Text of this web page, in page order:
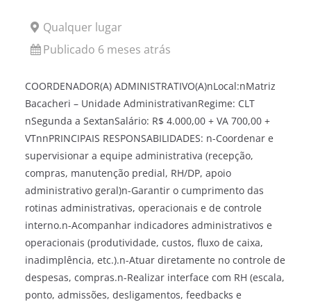
Qualquer lugar
Publicado 6 meses atrás
COORDENADOR(A) ADMINISTRATIVO(A)nLocal:nMatriz
Bacacheri – Unidade AdministrativanRegime: CLT
nSegunda a SextanSalário: R$ 4.000,00 + VA 700,00 +
VTnnPRINCIPAIS RESPONSABILIDADES: n-Coordenar e
supervisionar a equipe administrativa (recepção,
compras, manutenção predial, RH/DP, apoio
administrativo geral)n-Garantir o cumprimento das
rotinas administrativas, operacionais e de controle
interno.n-Acompanhar indicadores administrativos e
operacionais (produtividade, custos, fluxo de caixa,
inadimplência, etc.).n-Atuar diretamente no controle de
despesas, compras.n-Realizar interface com RH (escala,
ponto, admissões, desligamentos, feedbacks e